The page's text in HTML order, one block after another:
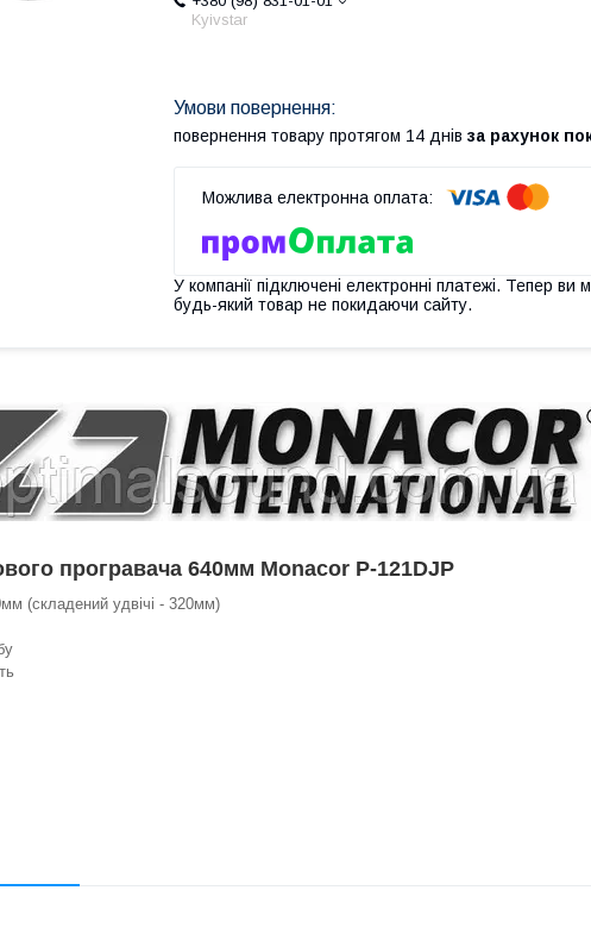
Kyivstar
повернення товару протягом 14 днів за рахунок
У компанії підключені електронні платежі. Тепер ви
будь-який товар не покидаючи сайту.
програвача 640мм Monacor P-121DJP
(складений удвічі - 320мм)